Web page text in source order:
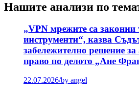
Нашите анализи по
„VPN мрежите са законни
инструменти“, казва
забележително решение за
право по делото „Ане
22.07.2026/by angel